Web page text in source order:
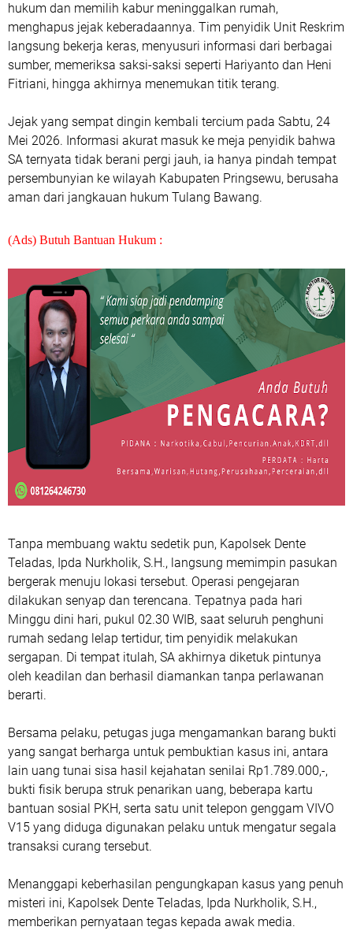
hukum dan memilih kabur meninggalkan rumah,
menghapus jejak keberadaannya. Tim penyidik Unit Reskrim
langsung bekerja keras, menyusuri informasi dari berbagai
sumber, memeriksa saksi-saksi seperti Hariyanto dan Heni
Fitriani, hingga akhirnya menemukan titik terang.
Jejak yang sempat dingin kembali tercium pada Sabtu, 24
Mei 2026. Informasi akurat masuk ke meja penyidik bahwa
SA ternyata tidak berani pergi jauh, ia hanya pindah tempat
persembunyian ke wilayah Kabupaten Pringsewu, berusaha
aman dari jangkauan hukum Tulang Bawang.
(Ads) Butuh Bantuan Hukum :
Tanpa membuang waktu sedetik pun, Kapolsek Dente
Teladas, Ipda Nurkholik, S.H., langsung memimpin pasukan
bergerak menuju lokasi tersebut. Operasi pengejaran
dilakukan senyap dan terencana. Tepatnya pada hari
Minggu dini hari, pukul 02.30 WIB, saat seluruh penghuni
rumah sedang lelap tertidur, tim penyidik melakukan
sergapan. Di tempat itulah, SA akhirnya diketuk pintunya
oleh keadilan dan berhasil diamankan tanpa perlawanan
berarti.
Bersama pelaku, petugas juga mengamankan barang bukti
yang sangat berharga untuk pembuktian kasus ini, antara
lain uang tunai sisa hasil kejahatan senilai Rp1.789.000,-,
bukti fisik berupa struk penarikan uang, beberapa kartu
bantuan sosial PKH, serta satu unit telepon genggam VIVO
V15 yang diduga digunakan pelaku untuk mengatur segala
transaksi curang tersebut.
Menanggapi keberhasilan pengungkapan kasus yang penuh
misteri ini, Kapolsek Dente Teladas, Ipda Nurkholik, S.H.,
memberikan pernyataan tegas kepada awak media.